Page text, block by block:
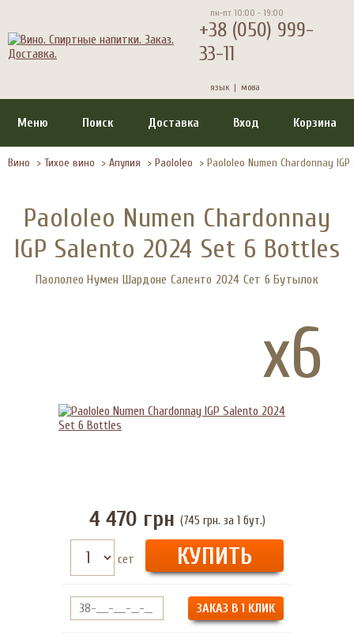
пн-пт 10:00 - 19:00
+38 (050) 999-
33-11
язык | мова
Меню Поиск Доставка Вход Корзина
Вино > Тихое вино > Апулия > Paololeo > Paololeo Numen Chardonnay
Paololeo Numen Chardonnay
IGP Salento 2024 Set 6 Bottles
Паололео Нумен Шардоне Саленто 2024 Сет 6 Бутылок
x6
4 470 грн (745 грн. за 1 бут.)
сет
ЗАКАЗ В 1 КЛИК